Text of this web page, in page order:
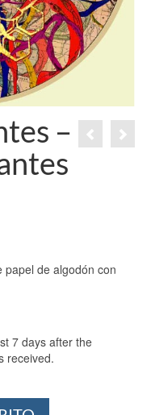
–
papel de algodón con
7 days after the
received.